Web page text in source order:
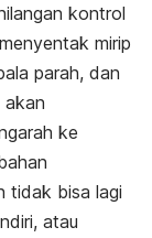
kontrol
mirip
parah, dan
akan
ke
tidak bisa lagi
atau